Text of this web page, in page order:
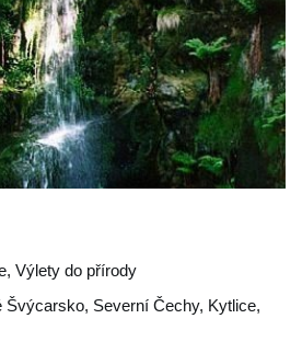
Výlety do přírody
Švýcarsko, Severní Čechy, Kytlice,